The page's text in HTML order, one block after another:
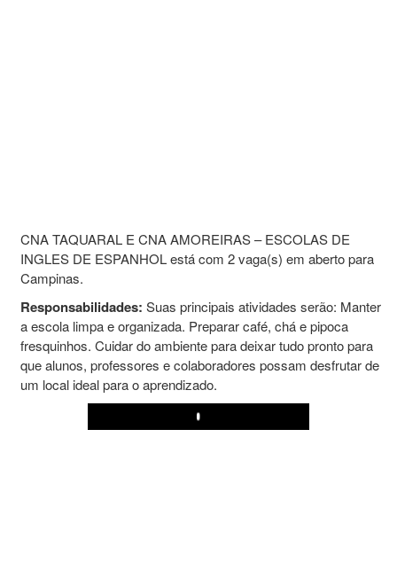
CNA TAQUARAL E CNA AMOREIRAS – ESCOLAS DE
INGLES DE ESPANHOL está com 2 vaga(s) em aberto para
Campinas.
Responsabilidades: Suas principais atividades serão: Manter
a escola limpa e organizada. Preparar café, chá e pipoca
fresquinhos. Cuidar do ambiente para deixar tudo pronto para
que alunos, professores e colaboradores possam desfrutar de
um local ideal para o aprendizado.
Play